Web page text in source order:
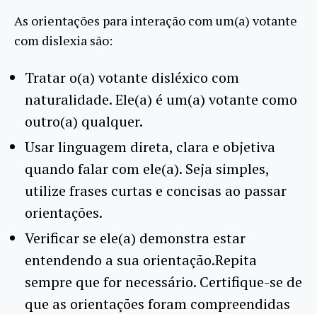
As orientações para interação com um(a) votante
com dislexia são:
Tratar o(a) votante disléxico com
naturalidade. Ele(a) é um(a) votante como
outro(a) qualquer.
Usar linguagem direta, clara e objetiva
quando falar com ele(a). Seja simples,
utilize frases curtas e concisas ao passar
orientações.
Verificar se ele(a) demonstra estar
entendendo a sua orientação.Repita
sempre que for necessário. Certifique-se de
que as orientações foram compreendidas